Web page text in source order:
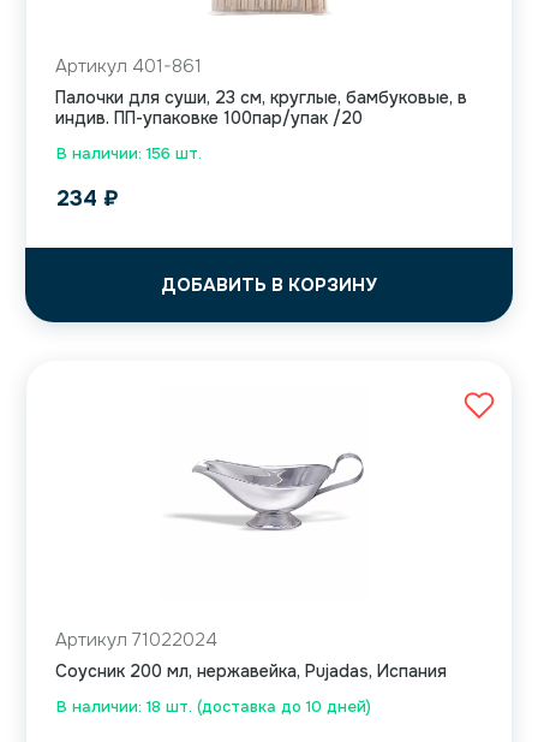
В наличии: 156 шт.
Артикул 401-861
Палочки для суши, 23 см, круглые, бамбуковые, в
индив. ПП-упаковке 100пар/упак /20
234 ₽
ДОБАВИТЬ В КОРЗИНУ
В наличии: 18 шт. (доставка до 10 дней)
Артикул 71022024
Соусник 200 мл, нержавейка, Pujadas, Испания